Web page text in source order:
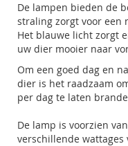
De lampen bieden de
straling zorgt voor een
Het blauwe licht zorgt
uw dier mooier naar
Om een goed dag en
dier is het raadzaam
per dag te laten
De lamp is voorzien
verschillende wattages